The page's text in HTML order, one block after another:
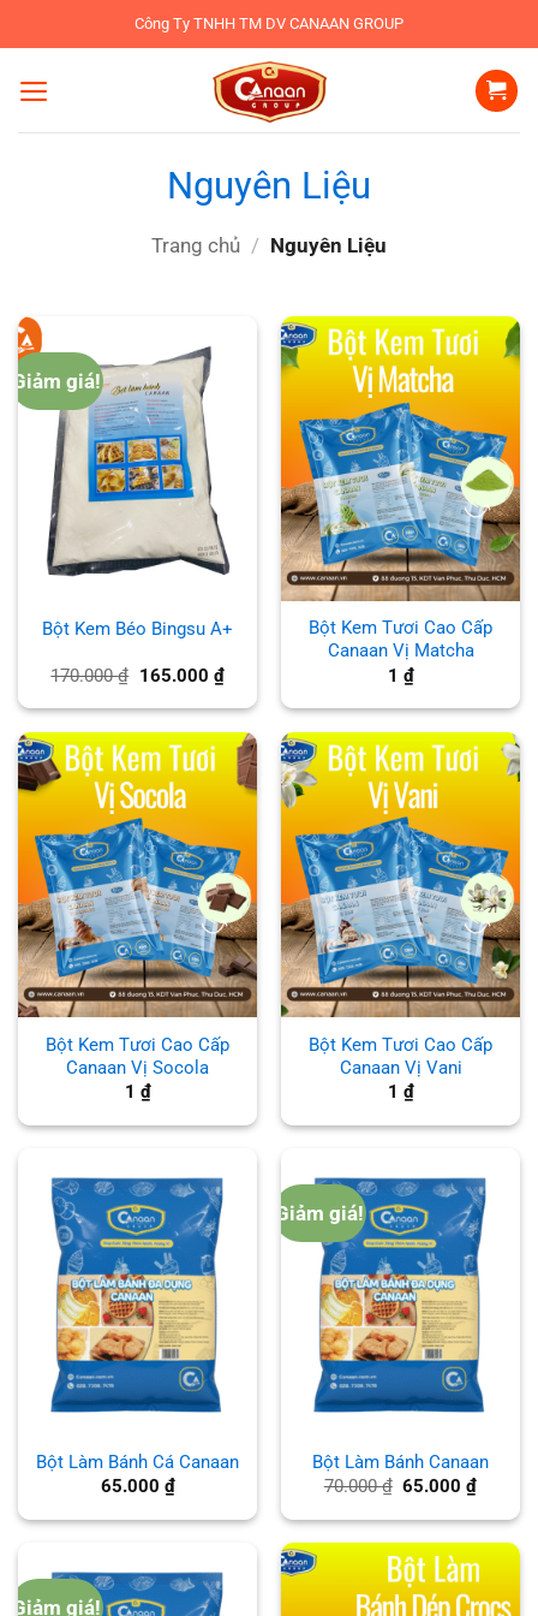
qua
nội
Công Ty TNHH TM DV CANAAN GROUP
Nguyên Liệu
Trang chủ / Nguyên Liệu
Giảm giá!
Bột Kem Béo Bingsu A+
170.000₫ Giá
là:
165.000 ₫Giá
hiện
tại
165.000 ₫.
Bột Kem Tươi Cao Cấp
Canaan Vị Matcha
1 ₫
Bột Kem Tươi Cao Cấp
Canaan Vị Socola
1 ₫
Bột Kem Tươi Cao Cấp
Canaan Vị Vani
1 ₫
Bột Làm Bánh Cá Canaan
65.000 ₫
Giảm giá!
Bột Làm Bánh Canaan
70.000₫ Giá
là:
65.000₫Giá
tại
65.000
Giảm giá!